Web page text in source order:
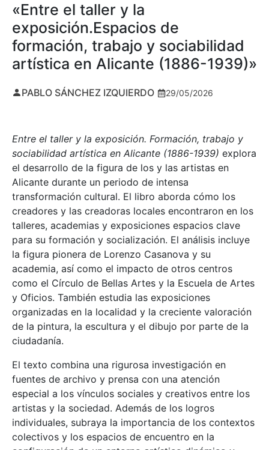
«Entre el taller y la
exposición.Espacios de
formación, trabajo y sociabilidad
artística en Alicante (1886-1939)»
PABLO SÁNCHEZ IZQUIERDO 29/05/2026
Entre el taller y la exposición. Formación, trabajo y
sociabilidad artística en Alicante (1886-1939) explora
el desarrollo de la figura de los y las artistas en
Alicante durante un periodo de intensa
transformación cultural. El libro aborda cómo los
creadores y las creadoras locales encontraron en los
talleres, academias y exposiciones espacios clave
para su formación y socialización. El análisis incluye
la figura pionera de Lorenzo Casanova y su
academia, así como el impacto de otros centros
como el Círculo de Bellas Artes y la Escuela de Artes
y Oficios. También estudia las exposiciones
organizadas en la localidad y la creciente valoración
de la pintura, la escultura y el dibujo por parte de la
ciudadanía.
El texto combina una rigurosa investigación en
fuentes de archivo y prensa con una atención
especial a los vínculos sociales y creativos entre los
artistas y la sociedad. Además de los logros
individuales, subraya la importancia de los contextos
colectivos y los espacios de encuentro en la